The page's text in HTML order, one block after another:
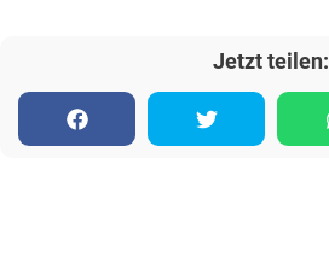
Jetzt teilen: